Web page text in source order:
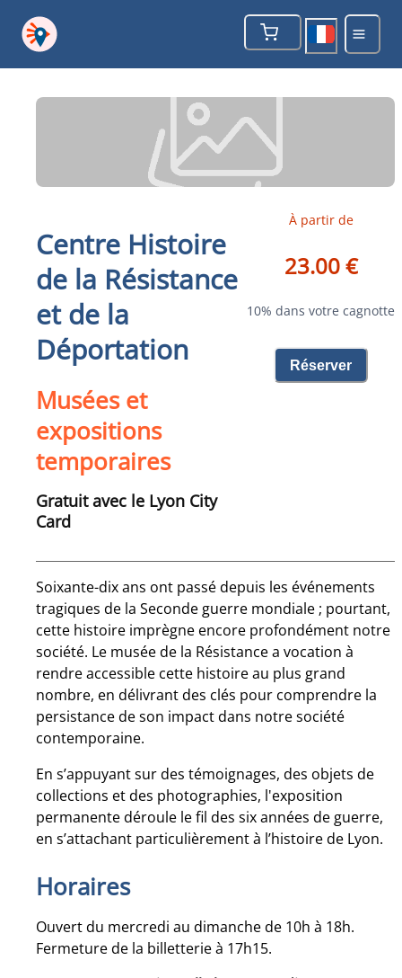
Centre Histoire
de la Résistance
et de la
Déportation
Musées et
expositions
temporaires
Gratuit avec le Lyon City
Card
À partir de
23.00 €
10% dans votre cagnotte
Réserver
Soixante-dix ans ont passé depuis les événements
tragiques de la Seconde guerre mondiale ; pourtant,
cette histoire imprègne encore profondément notre
société. Le musée de la Résistance a vocation à
rendre accessible cette histoire au plus grand
nombre, en délivrant des clés pour comprendre la
persistance de son impact dans notre société
contemporaine.
En s’appuyant sur des témoignages, des objets de
collections et des photographies, l'exposition
permanente déroule le fil des six années de guerre,
en s’attachant particulièrement à l’histoire de Lyon.
Horaires
Ouvert du mercredi au dimanche de 10h à 18h.
Fermeture de la billetterie à 17h15.